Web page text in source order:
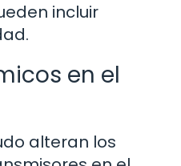
incluir
en el
alteran los